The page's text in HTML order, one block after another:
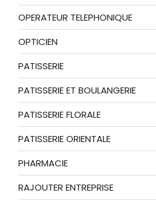
OPERATEUR TELEPHONIQUE
OPTICIEN
PATISSERIE
PATISSERIE ET BOULANGERIE
PATISSERIE FLORALE
PATISSERIE ORIENTALE
PHARMACIE
RAJOUTER ENTREPRISE